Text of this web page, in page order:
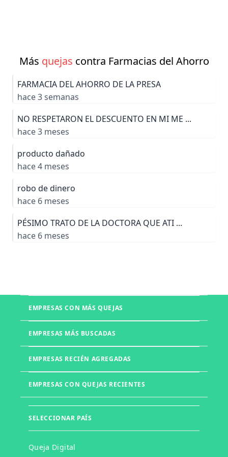
Más quejas contra Farmacias del Ahorro
FARMACIA DEL AHORRO DE LA PRESA
hace 3 semanas
NO RESPETARON EL DESCUENTO EN MI ME ...
hace 3 meses
producto dañado
hace 4 meses
robo de dinero
hace 6 meses
PÉSIMO TRATO DE LA DOCTORA QUE ATI ...
hace 6 meses
EMPRESAS CON MÁS QUEJAS
UNITEC
EMPRESAS MÁS BUSCADAS
Izzi
GoTrendier
EMPRESAS RECIÉN AGREGADAS
Total Play
EMPRESAS CON QUEJAS RECIENTES
Muebles d'Europe
KIA
Telcel
SELECCIONAR PAÍS
Queja Digital